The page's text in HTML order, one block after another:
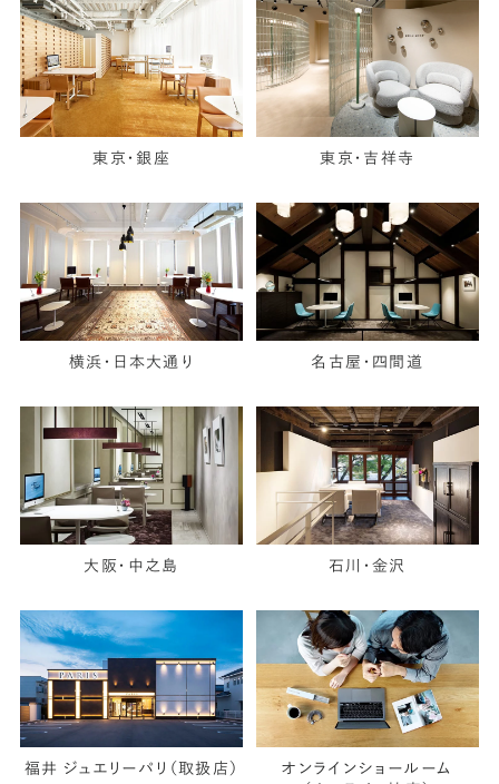
東京・銀座 東京・吉祥寺
横浜・日本大通り 名古屋・四間道
大阪・中之島 石川・金沢
福井 ジュエリーパリ（取扱店）
オンラインショールーム